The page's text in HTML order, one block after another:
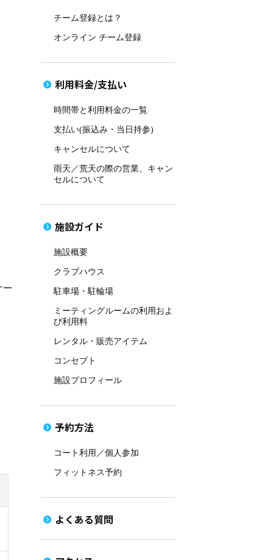
チーム登録とは？
オンライン チーム登録
利用料金/支払い
時間帯と利用料金の一覧
支払い(振込み・当日持参)
キャンセルについて
雨天／荒天の際の営業、キャン
セルについて
施設ガイド
施設概要
クラブハウス
駐車場・駐輪場
ミーティングルームの利用およ
び利用料
レンタル・販売アイテム
コンセプト
施設プロフィール
予約方法
コート利用／個人参加
フィットネス予約
よくある質問